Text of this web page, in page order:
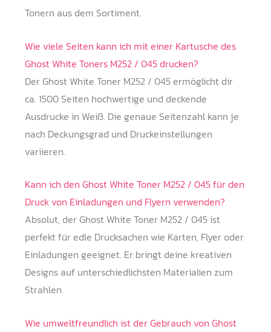
Tonern aus dem Sortiment.
Wie viele Seiten kann ich mit einer Kartusche des
Ghost White Toners M252 / 045 drucken?
Der Ghost White Toner M252 / 045 ermöglicht dir
ca. 1500 Seiten hochwertige und deckende
Ausdrucke in Weiß. Die genaue Seitenzahl kann je
nach Deckungsgrad und Druckeinstellungen
variieren.
Kann ich den Ghost White Toner M252 / 045 für den
Druck von Einladungen und Flyern verwenden?
Absolut, der Ghost White Toner M252 / 045 ist
perfekt für edle Drucksachen wie Karten, Flyer oder
Einladungen geeignet. Er bringt deine kreativen
Designs auf unterschiedlichsten Materialien zum
Strahlen.
Wie umweltfreundlich ist der Gebrauch von Ghost